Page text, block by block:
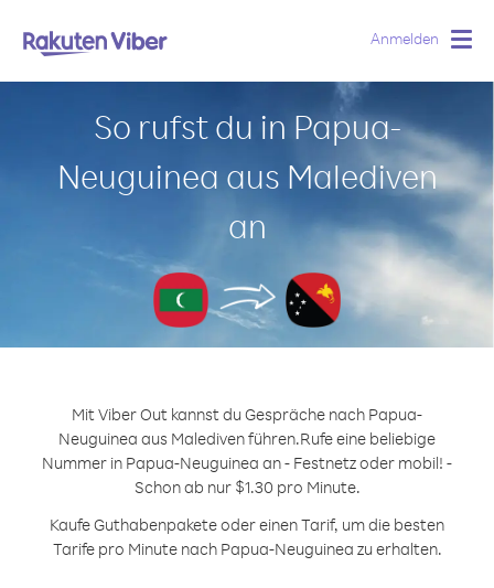
Anmelden
So rufst du in Papua-
Neuguinea aus Malediven
an
Mit Viber Out kannst du Gespräche nach Papua-
Neuguinea aus Malediven führen.Rufe eine beliebige
Nummer in Papua-Neuguinea an - Festnetz oder mobil! -
Schon ab nur $1.30 pro Minute.
Kaufe Guthabenpakete oder einen Tarif, um die besten
Tarife pro Minute nach Papua-Neuguinea zu erhalten.